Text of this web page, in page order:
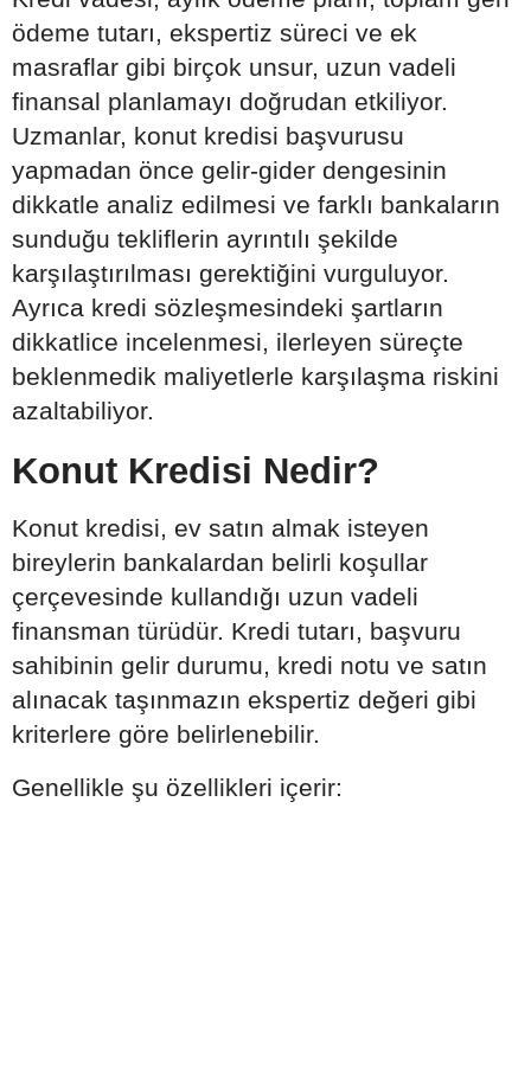
ödeme tutarı, ekspertiz süreci ve ek
masraflar gibi birçok unsur, uzun vadeli
finansal planlamayı doğrudan etkiliyor.
Uzmanlar, konut kredisi başvurusu
yapmadan önce gelir-gider dengesinin
dikkatle analiz edilmesi ve farklı bankaların
sunduğu tekliflerin ayrıntılı şekilde
karşılaştırılması gerektiğini vurguluyor.
Ayrıca kredi sözleşmesindeki şartların
dikkatlice incelenmesi, ilerleyen süreçte
beklenmedik maliyetlerle karşılaşma riskini
azaltabiliyor.
Konut Kredisi Nedir?
Konut kredisi, ev satın almak isteyen
bireylerin bankalardan belirli koşullar
çerçevesinde kullandığı uzun vadeli
finansman türüdür. Kredi tutarı, başvuru
sahibinin gelir durumu, kredi notu ve satın
alınacak taşınmazın ekspertiz değeri gibi
kriterlere göre belirlenebilir.
Genellikle şu özellikleri içerir: